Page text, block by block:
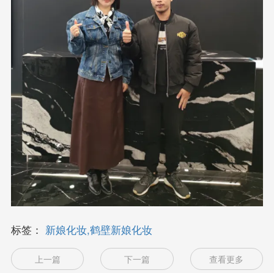
标签： 新娘化妆,鹤壁新娘化妆
上一篇 下一篇 查看更多